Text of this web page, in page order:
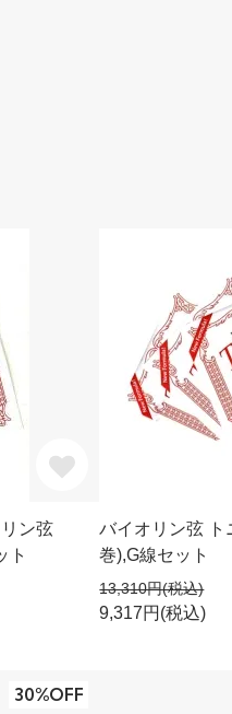
ン弦
ト
バイオリン弦 ト
巻),G線セット
13,310円(税込)
9,317円(税込)
30%OFF